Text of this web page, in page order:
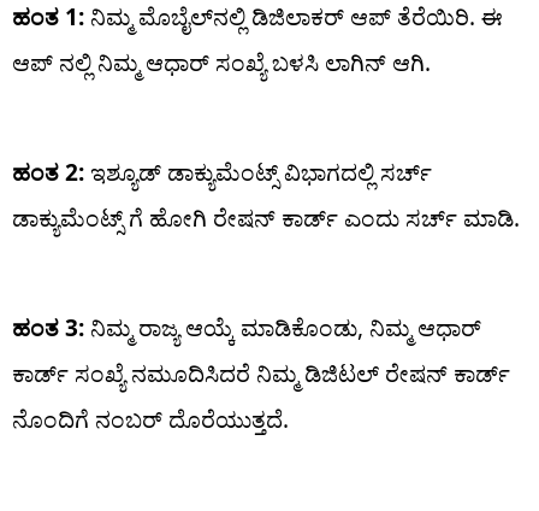
ಹಂತ 1: ನಿಮ್ಮ ಮೊಬೈಲ್‌ನಲ್ಲಿ ಡಿಜಿಲಾಕರ್ ಆಪ್ ತೆರೆಯಿರಿ. ಈ
ಆಪ್ ನಲ್ಲಿ ನಿಮ್ಮ ಆಧಾರ್ ಸಂಖ್ಯೆ ಬಳಸಿ ಲಾಗಿನ್ ಆಗಿ.
ಹಂತ 2: ಇಶ್ಯೂಡ್ ಡಾಕ್ಯುಮೆಂಟ್ಸ್ ವಿಭಾಗದಲ್ಲಿ ಸರ್ಚ್
ಡಾಕ್ಯುಮೆಂಟ್ಸ್ ಗೆ ಹೋಗಿ ರೇಷನ್ ಕಾರ್ಡ್ ಎಂದು ಸರ್ಚ್ ಮಾಡಿ.
ಹಂತ 3: ನಿಮ್ಮ ರಾಜ್ಯ ಆಯ್ಕೆ ಮಾಡಿಕೊಂಡು, ನಿಮ್ಮ ಆಧಾರ್
ಕಾರ್ಡ್ ಸಂಖ್ಯೆ ನಮೂದಿಸಿದರೆ ನಿಮ್ಮ ಡಿಜಿಟಲ್ ರೇಷನ್ ಕಾರ್ಡ್
ನೊಂದಿಗೆ ನಂಬರ್ ದೊರೆಯುತ್ತದೆ.